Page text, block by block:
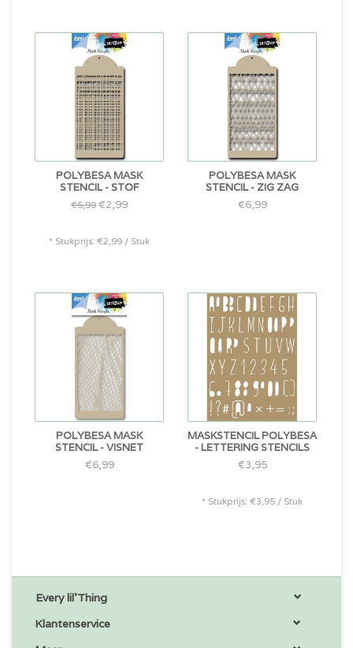
POLYBESA MASK
STENCIL - STOF
€5,99 €2,99
* Stukprijs: €2,99 / Stuk
POLYBESA MASK
STENCIL - ZIG ZAG
€6,99
POLYBESA MASK
STENCIL - VISNET
€6,99
MASKSTENCIL POLYBESA
- LETTERING STENCILS
€3,95
* Stukprijs: €3,95 / Stuk
Every lil'Thing
Klantenservice